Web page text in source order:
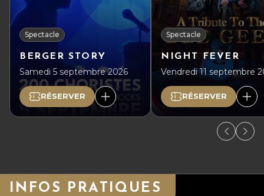
Spectacle
BERGER STORY
Samedi 5 septembre 2026
RÉSERVER
Spectacle
NIGHT FEVER
Vendredi 11 septembre
RÉSERVER
INFOS PRATIQUES